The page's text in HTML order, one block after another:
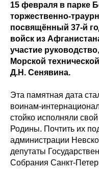
15 февраля в парке
торжественно-
посвящённый 37-й
войск из
участие
Морской
Д.Н. Сенявина.
Эта памятная дата
воинам-
стойко исполняли
Родины. Почтить их
администрации
депутаты
Собрания Санкт-